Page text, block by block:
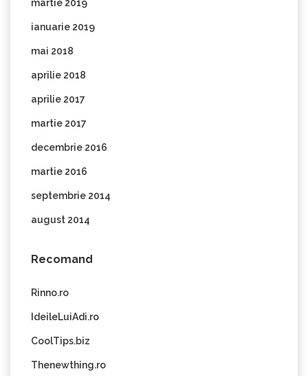
martie 2019
ianuarie 2019
mai 2018
aprilie 2018
aprilie 2017
martie 2017
decembrie 2016
martie 2016
septembrie 2014
august 2014
Recomand
Rinno.ro
IdeileLuiAdi.ro
CoolTips.biz
Thenewthing.ro